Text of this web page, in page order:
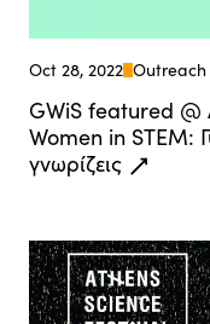
Oct 28, 2022 Outreach
GWiS featured
Women in STEM:
γνωρίζεις